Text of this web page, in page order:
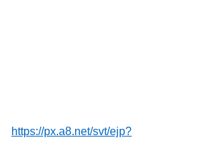
https://px.a8.net/svt/ejp?